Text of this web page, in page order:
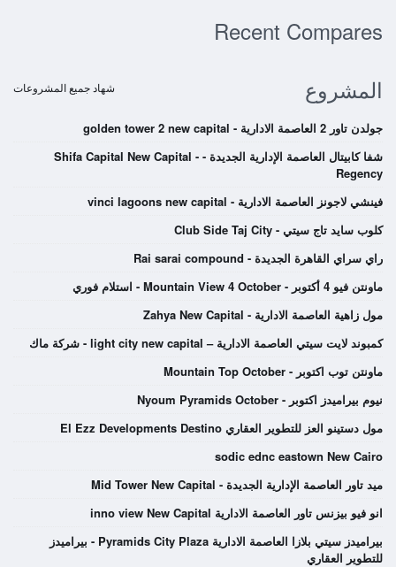
Recent Compares
المشروع
شهاد جميع المشروعات
جولدن تاور 2 العاصمة الادارية - golden tower 2 new capital
شفا كابيتال العاصمة الإدارية الجديدة - Shifa Capital New Capital -
Regency
فينشي لاجونز العاصمة الادارية - vinci lagoons new capital
كلوب سايد تاج سيتي - Club Side Taj City
راي سراي القاهرة الجديدة - Rai sarai compound
ماونتن فيو 4 أكتوبر - Mountain View 4 October - استلام فوري
مول زاهية العاصمة الادارية - Zahya New Capital
كمبوند لايت سيتي العاصمة الادارية – light city new capital - شركة ماك
ماونتن توب اكتوبر - Mountain Top October
نيوم بيراميدز اكتوبر - Nyoum Pyramids October
مول دستينو العز للتطوير العقاري El Ezz Developments Destino
sodic ednc eastown New Cairo
ميد تاور العاصمة الإدارية الجديدة - Mid Tower New Capital
انو فيو بيزنس تاور العاصمة الادارية inno view New Capital
بيراميدز سيتي بلازا العاصمة الادارية Pyramids City Plaza - بيراميدز
للتطوير العقاري